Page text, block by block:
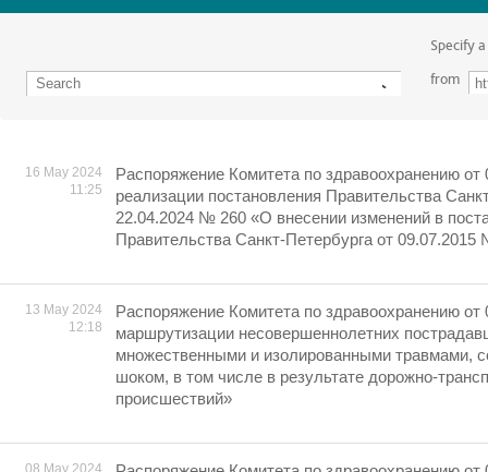
Specify
from
16 May 2024
11:25
Распоряжение Комитета по здравоохранению
реализации постановления Правительства
22.04.2024 № 260 «О внесении изменений в
Правительства Санкт-Петербурга от 09.07.2015
13 May 2024
12:18
Распоряжение Комитета по здравоохранению
маршрутизации несовершеннолетних
множественными и изолированными травмами,
шоком, в том числе в результате дорожно-
происшествий»
08 May 2024